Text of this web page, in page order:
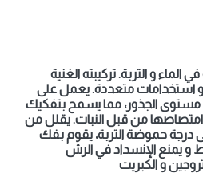
و التربة. تركيبته الغنية
استخدامات متعددة. يعمل على
الجذور، مما يسمح بتفكيك
امتصاصها من قبل النبات. يقلل من
درجة حموضة التربة، يقوم بفك
و يمنع الإنسداد في الرش
و الكبريت